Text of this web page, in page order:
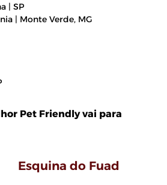
| SP
| Monte Verde, MG
Pet Friendly vai para
Esquina do Fuad